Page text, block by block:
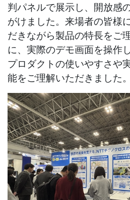
判パネルで展示し、開放感
がけました。来場者の皆様
だきながら製品の特長をご
に、実際のデモ画面を操作
プロダクトの使いやすさや
能をご理解いただきました。